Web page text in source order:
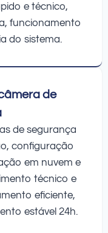
e técnico,
funcionamento
do sistema.
de
de segurança
configuração
em nuvem e
técnico e
eficiente,
estável 24h.